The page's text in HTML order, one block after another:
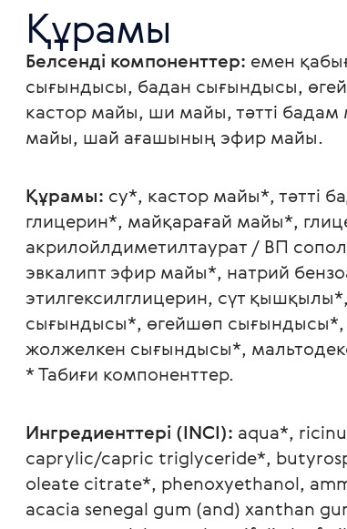
Құрамы
Белсенді компоненттер: емен
сығындысы, бадан сығындысы,
кастор майы, ши майы, тәтті
майы, шай ағашының эфир майы.
Құрамы: су*, кастор майы*, тәтті
глицерин*, майқарағай майы*,
акрилойлдиметилтаурат / ВП
эвкалипт эфир майы*, натрий
этилгексилглицерин, сүт
сығындысы*, өгейшөп
жолжелкен сығындысы*,
* Табиғи компоненттер.
Ингредиенттері (INCI): aqua*,
caprylic/capric triglyceride*,
oleate citrate*, phenoxyethanol,
acacia senegal gum (and) xanthan